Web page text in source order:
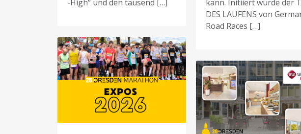
-High“ und den tausend […]
kann. Initiiert wurde der
DES LAUFENS von
Road Races […]